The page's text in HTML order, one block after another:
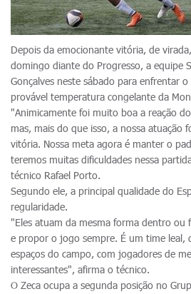
Depois da emocionante vitória, de
domingo diante do Progresso, a equipe
Gonçalves neste sábado para enfrentar
provável temperatura congelante da
"Animicamente foi muito boa a reação
mas, mais do que isso, a nossa atuação
vitória. Nossa meta agora é manter o
teremos muitas dificuldades nessa
técnico Rafael Porto.
Segundo ele, a principal qualidade do
regularidade.
"Eles atuam da mesma forma dentro ou
e propor o jogo sempre. É um time leal,
espaços do campo, com jogadores de
interessantes", afirma o técnico.
O Zeca ocupa a segunda posição no